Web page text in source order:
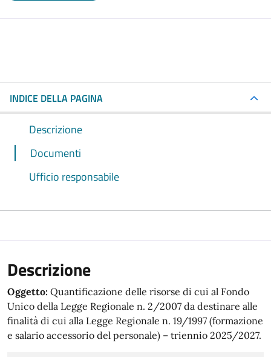
INDICE DELLA PAGINA
Descrizione
Documenti
Ufficio responsabile
Descrizione
Oggetto: Quantificazione delle risorse di cui al Fondo
Unico della Legge Regionale n. 2/2007 da destinare alle
finalità di cui alla Legge Regionale n. 19/1997 (formazione
e salario accessorio del personale) – triennio 2025/2027.